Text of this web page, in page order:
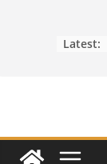
Latest: